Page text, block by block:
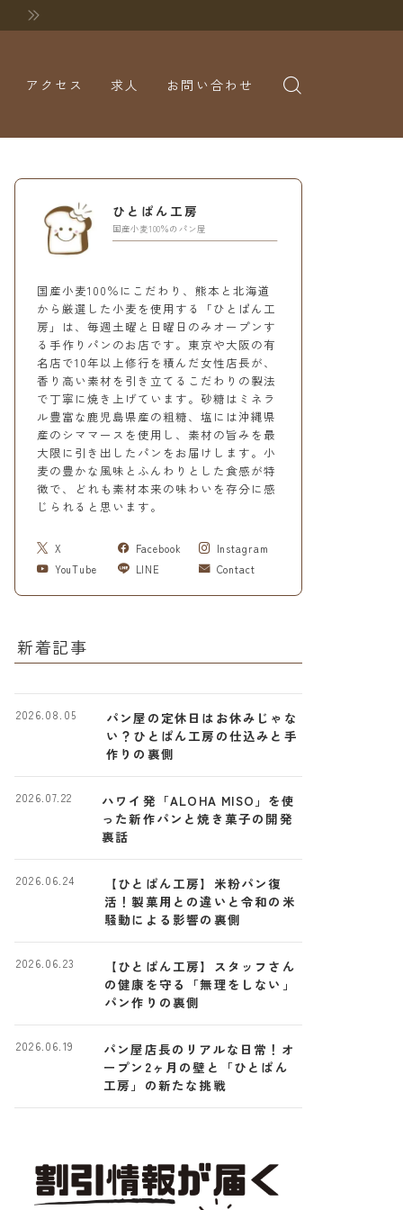
アクセス 求人 お問い合わせ
ひとぱん工房
国産小麦100％のパン屋
国産小麦100％にこだわり、熊本と北海道
から厳選した小麦を使用する「ひとぱん工
房」は、毎週土曜と日曜日のみオープンす
る手作りパンのお店です。東京や大阪の有
名店で10年以上修行を積んだ女性店長が、
香り高い素材を引き立てるこだわりの製法
で丁寧に焼き上げています。砂糖はミネラ
ル豊富な鹿児島県産の粗糖、塩には沖縄県
産のシママースを使用し、素材の旨みを最
大限に引き出したパンをお届けします。小
麦の豊かな風味とふんわりとした食感が特
徴で、どれも素材本来の味わいを存分に感
じられると思います。
X Facebook
Instagram
YouTube
LINE Contact
新着記事
パン屋の定休日はお休みじゃな
い？ひとぱん工房の仕込みと手
作りの裏側
2026.08.05
ハワイ発「ALOHA MISO」を使
った新作パンと焼き菓子の開発
裏話
2026.07.22
【ひとぱん工房】米粉パン復
活！製菓用との違いと令和の米
騒動による影響の裏側
2026.06.24
【ひとぱん工房】スタッフさん
の健康を守る「無理をしない」
パン作りの裏側
2026.06.23
パン屋店長のリアルな日常！オ
ープン2ヶ月の壁と「ひとぱん
工房」の新たな挑戦
2026.06.19